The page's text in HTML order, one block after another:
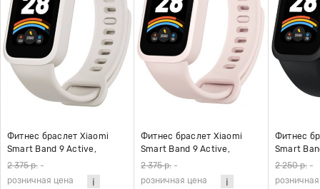
Фитнес браслет Xiaomi
Smart Band 9 Active,
бежево-белый
2 375 р. -
розничная цена
Фитнес браслет Xiaomi
Smart Band 9 Active,
розовый
2 375 р. -
розничная цена
Фитнес
Smart
чёрный
2 250 р. -